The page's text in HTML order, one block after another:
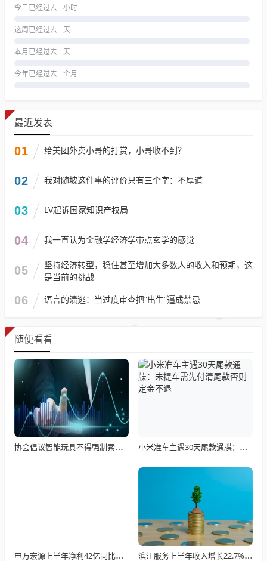
今日已经过去 小时
这周已经过去 天
本月已经过去 天
今年已经过去 个月
最近发表
01 给美团外卖小哥的打赏，小哥收不到？
02 我对随坡这件事的评价只有三个字：不厚道
03 LV起诉国家知识产权局
04 我一直认为金融学经济学带点玄学的感觉
05
坚持经济转型，稳住甚至增加大多数人的收入和预期，这
是当前的挑战
06 语言的溃逃：当过度审查把“出生”逼成禁忌
随便看看
协会倡议智能玩具不得强制索取个人信息 小米准车主遇30天尾款通牒：未提车需先付清尾款否则定金不退
申万宏源上半年净利42亿同比翻番投资管理业务收入下滑 滨江服务上半年收入增长22.7% 管理层看好杭州楼市